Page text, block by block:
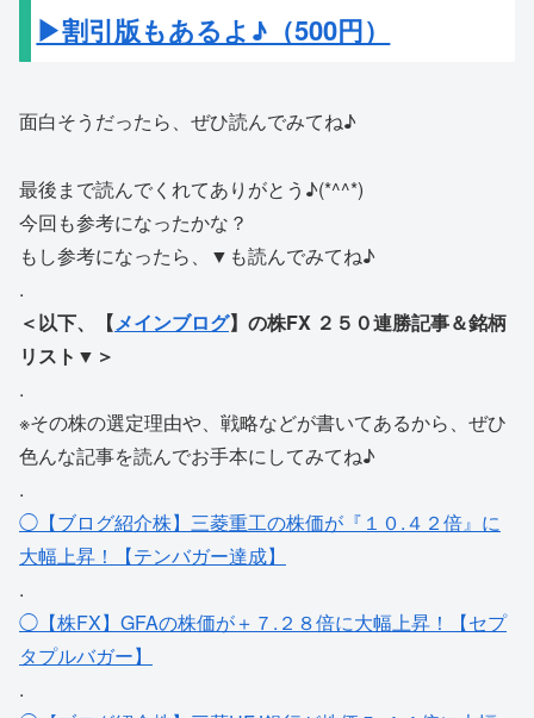
▶割引版もあるよ♪（500円）
面白そうだったら、ぜひ読んでみてね♪
最後まで読んでくれてありがとう♪(*^^*)
今回も参考になったかな？
もし参考になったら、▼も読んでみてね♪
.
＜以下、【メインブログ】の株FX ２５０連勝記事＆銘柄
リスト▼＞
.
※その株の選定理由や、戦略などが書いてあるから、ぜひ
色んな記事を読んでお手本にしてみてね♪
.
◯【ブログ紹介株】三菱重工の株価が『１０.４２倍』に
大幅上昇！【テンバガー達成】
.
◯【株FX】GFAの株価が＋７.２８倍に大幅上昇！【セプ
タプルバガー】
.